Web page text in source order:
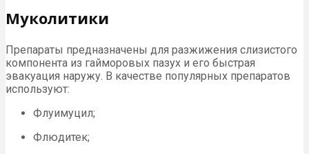
Муколитики
Препараты предназначены для разжижения слизистого
компонента из гайморовых пазух и его быстрая
эвакуация наружу. В качестве популярных препаратов
используют:
Флуимуцил;
Флюдитек;